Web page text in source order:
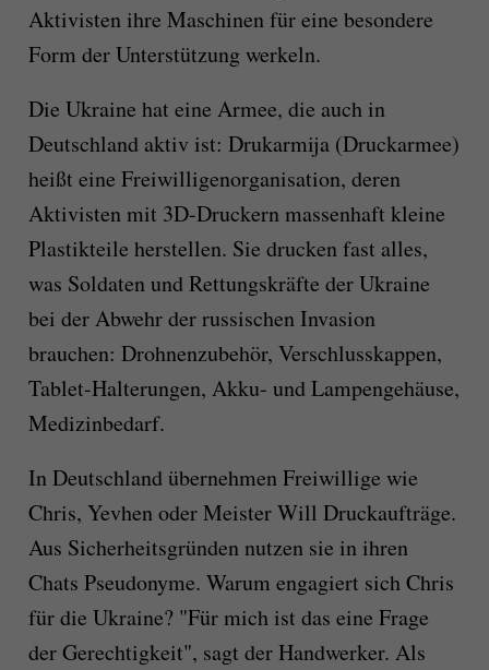
Aktivisten ihre Maschinen für eine besondere
Form der Unterstützung werkeln.
Die Ukraine hat eine Armee, die auch in
Deutschland aktiv ist: Drukarmija (Druckarmee)
heißt eine Freiwilligenorganisation, deren
Aktivisten mit 3D-Druckern massenhaft kleine
Plastikteile herstellen. Sie drucken fast alles,
was Soldaten und Rettungskräfte der Ukraine
bei der Abwehr der russischen Invasion
brauchen: Drohnenzubehör, Verschlusskappen,
Tablet-Halterungen, Akku- und Lampengehäuse,
Medizinbedarf.
In Deutschland übernehmen Freiwillige wie
Chris, Yevhen oder Meister Will Druckaufträge.
Aus Sicherheitsgründen nutzen sie in ihren
Chats Pseudonyme. Warum engagiert sich Chris
für die Ukraine? "Für mich ist das eine Frage
der Gerechtigkeit", sagt der Handwerker. Als